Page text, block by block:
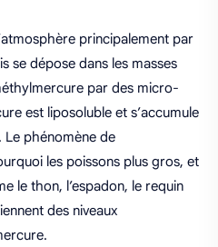
principalement par
se dépose dans les masses
par des micro-
est liposoluble et s’accumule
Le phénomène de
les poissons plus gros, et
le thon, l’espadon, le requin
des niveaux